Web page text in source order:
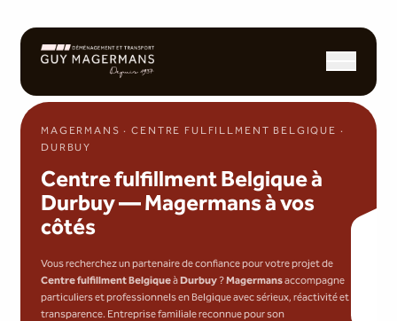
MAGERMANS · CENTRE FULFILLMENT BELGIQUE ·
DURBUY
Centre fulfillment Belgique à
Durbuy — Magermans à vos
côtés
Vous recherchez un partenaire de confiance pour votre projet de
Centre fulfillment BelgiqueàDurbuy ?Magermansaccompagne
particuliers et professionnels en Belgique avec sérieux, réactivité et
transparence. Entreprise familiale reconnue pour son